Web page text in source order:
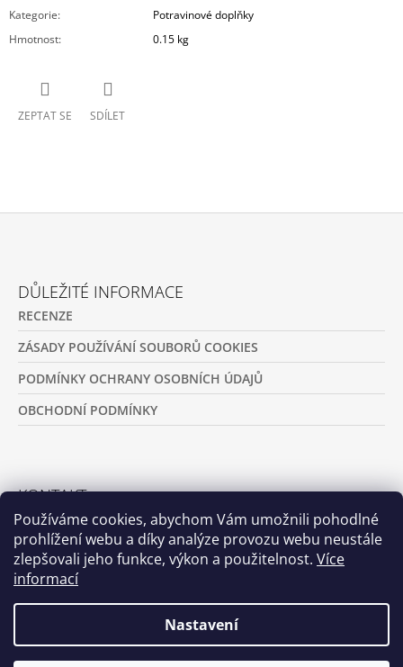
Používáme cookies, abychom Vám umožnili pohodlné
prohlížení webu a díky analýze provozu webu neustále
zlepšovali jeho funkce, výkon a použitelnost. Více
informací
Nastavení
Kategorie:
Potravinové doplňky
Hmotnost: 0.15 kg
ZEPTAT SE SDÍLET
DŮLEŽITÉ INFORMACE
RECENZE
ZÁSADY POUŽÍVÁNÍ SOUBORŮ COOKIES
PODMÍNKY OCHRANY OSOBNÍCH ÚDAJŮ
OBCHODNÍ PODMÍNKY
KONTAKT
+420 721 308 186
basl.jitka@duvellum.com